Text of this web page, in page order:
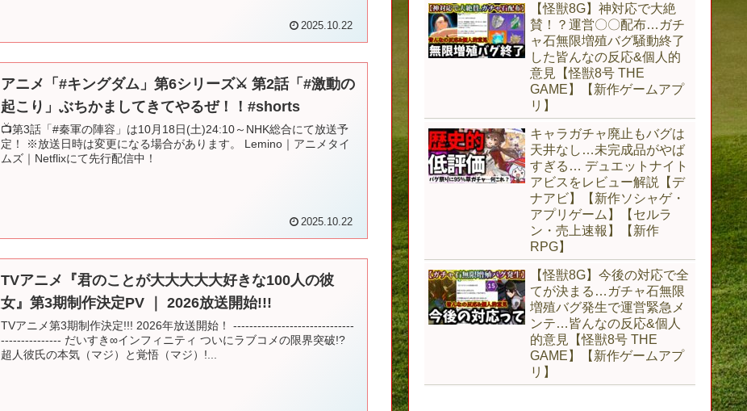
2025.10.22
アニメ「#キングダム」第6シリーズ⚔ 第2話「#激動の
起こり」ぶちかましてきてやるぜ！！#shorts
📺第3話「#秦軍の陣容」は10月18日(土)24:10～NHK総合にて放送予
定！ ※放送日時は変更になる場合があります。 Lemino｜アニメタイ
ムズ｜Netflixにて先行配信中！
2025.10.22
TVアニメ『君のことが大大大大大好きな100人の彼
女』第3期制作決定PV ｜ 2026放送開始!!!
TVアニメ第3期制作決定!!! 2026年放送開始！ ------------------------------
--------------- だいすき∞インフィニティ ついにラブコメの限界突破!?
超人彼氏の本気（マジ）と覚悟（マジ）!...
【怪獣8G】神対応で大絶
賛！？運営〇〇配布…ガチ
ャ石無限増殖バグ騒動終了
した皆んなの反応&個人的
意見【怪獣8号 THE
GAME】【新作ゲームアプ
リ】
キャラガチャ廃止もバグは
天井なし…未完成品がやば
すぎる… デュエットナイト
アビスをレビュー解説【デ
ナアビ】【新作ソシャゲ・
アプリゲーム】【セルラ
ン・売上速報】【新作
RPG】
【怪獣8G】今後の対応で全
てが決まる…ガチャ石無限
増殖バグ発生で運営緊急メ
ンテ…皆んなの反応&個人
的意見【怪獣8号 THE
GAME】【新作ゲームアプ
リ】